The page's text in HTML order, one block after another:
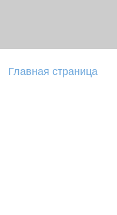
Главная страница